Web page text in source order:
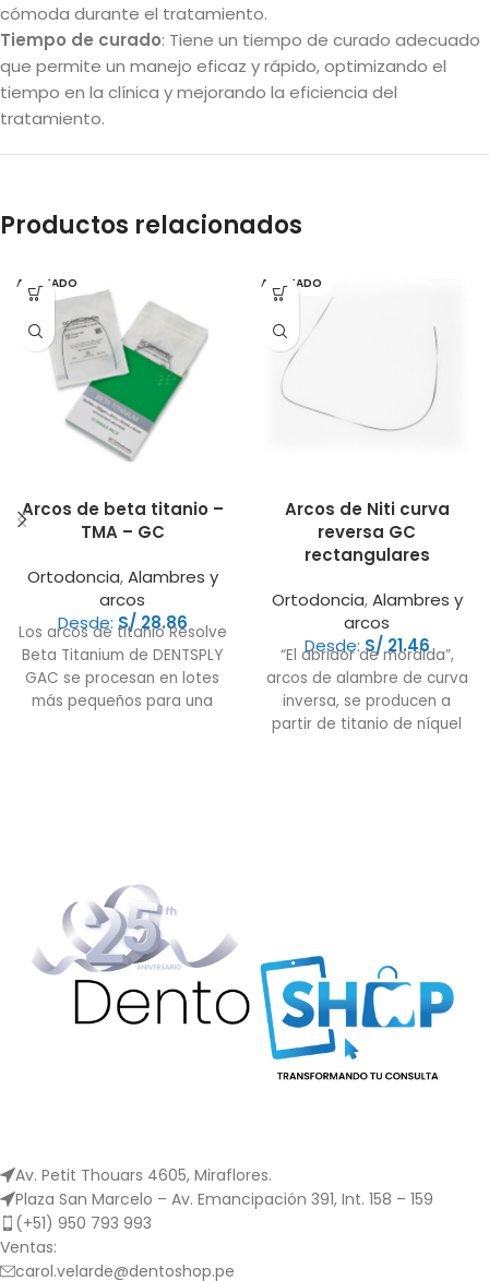
cómoda durante el tratamiento.
Tiempo de curado: Tiene un tiempo de curado adecuado
que permite un manejo eficaz y rápido, optimizando el
tiempo en la clínica y mejorando la eficiencia del
tratamiento.
Productos relacionados
AGOTADO
Arcos de beta titanio –
TMA – GC
Ortodoncia,Alambres y
arcos
Desde: S/ 28.86
Los arcos de titanio Resolve
Beta Titanium de DENTSPLY
GAC se procesan en lotes
más pequeños para una
especialmente efectivo
cuando se requieren
fuerzas moderadas para el
control temprano del
torque y el detalle final. Los
arcos de alambre de
resolución están disponibles
AGOTADO
Arcos de Niti curva
reversa GC
rectangulares
Ortodoncia,Alambres y
arcos
Desde: S/ 21.46
“El abridor de mordida”,
arcos de alambre de curva
inversa, se producen a
partir de titanio de níquel
de alambre de curva
inversa también necesitan
menos cambios y ajustes
de arcos de alambre. A lo
largo del tratamiento, estos
permanecen activos sin
Av. Petit Thouars 4605, Miraflores.
Plaza San Marcelo – Av. Emancipación 391, Int. 158 – 159
(+51) 950 793 993
Ventas:
carol.velarde@dentoshop.pe